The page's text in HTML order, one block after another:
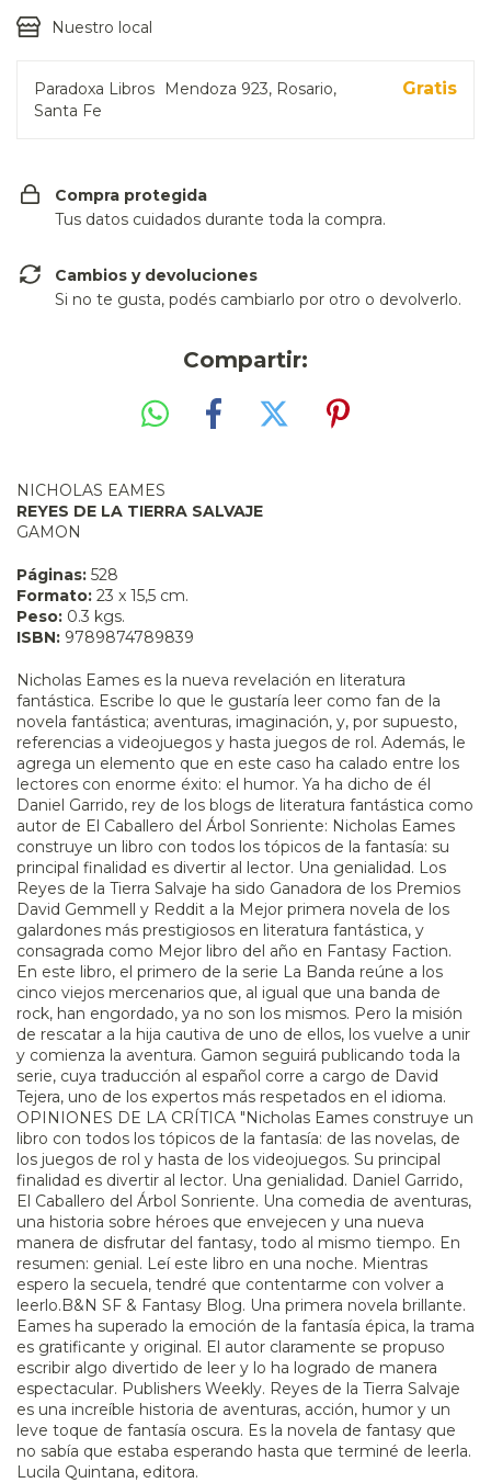
Nuestro local
Paradoxa Libros
Mendoza 923, Rosario,
Santa Fe
Gratis
Compra protegida
Tus datos cuidados durante toda la compra.
Cambios y devoluciones
Si no te gusta, podés cambiarlo por otro o devolverlo.
Compartir:
NICHOLAS EAMES
REYES DE LA TIERRA SALVAJE
GAMON
Páginas: 528
Formato: 23 x 15,5 cm.
Peso: 0.3 kgs.
ISBN: 9789874789839
Nicholas Eames es la nueva revelación en literatura
fantástica. Escribe lo que le gustaría leer como fan de la
novela fantástica; aventuras, imaginación, y, por supuesto,
referencias a videojuegos y hasta juegos de rol. Además, le
agrega un elemento que en este caso ha calado entre los
lectores con enorme éxito: el humor. Ya ha dicho de él
Daniel Garrido, rey de los blogs de literatura fantástica como
autor de El Caballero del Árbol Sonriente: Nicholas Eames
construye un libro con todos los tópicos de la fantasía: su
principal finalidad es divertir al lector. Una genialidad. Los
Reyes de la Tierra Salvaje ha sido Ganadora de los Premios
David Gemmell y Reddit a la Mejor primera novela de los
galardones más prestigiosos en literatura fantástica, y
consagrada como Mejor libro del año en Fantasy Faction.
En este libro, el primero de la serie La Banda reúne a los
cinco viejos mercenarios que, al igual que una banda de
rock, han engordado, ya no son los mismos. Pero la misión
de rescatar a la hija cautiva de uno de ellos, los vuelve a unir
y comienza la aventura. Gamon seguirá publicando toda la
serie, cuya traducción al español corre a cargo de David
Tejera, uno de los expertos más respetados en el idioma.
OPINIONES DE LA CRÍTICA "Nicholas Eames construye un
libro con todos los tópicos de la fantasía: de las novelas, de
los juegos de rol y hasta de los videojuegos. Su principal
finalidad es divertir al lector. Una genialidad. Daniel Garrido,
El Caballero del Árbol Sonriente. Una comedia de aventuras,
una historia sobre héroes que envejecen y una nueva
manera de disfrutar del fantasy, todo al mismo tiempo. En
resumen: genial. Leí este libro en una noche. Mientras
espero la secuela, tendré que contentarme con volver a
leerlo.B&N SF & Fantasy Blog. Una primera novela brillante.
Eames ha superado la emoción de la fantasía épica, la trama
es gratificante y original. El autor claramente se propuso
escribir algo divertido de leer y lo ha logrado de manera
espectacular. Publishers Weekly. Reyes de la Tierra Salvaje
es una increíble historia de aventuras, acción, humor y un
leve toque de fantasía oscura. Es la novela de fantasy que
no sabía que estaba esperando hasta que terminé de leerla.
Lucila Quintana, editora.